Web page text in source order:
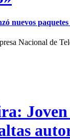
nuevos
Nacional de